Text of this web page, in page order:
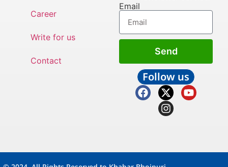
Career
Write for us
Contact
Email
Send
Follow us